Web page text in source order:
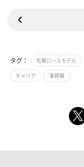
タグ： 先輩ロールモデル
キャリア 事務職